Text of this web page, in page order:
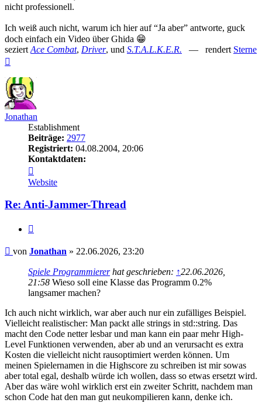
nicht professionell.
Ich weiß auch nicht, warum ich hier auf “Ja aber” antworte, guck
doch einfach ein Video über Ghida 😁
seziert Ace Combat, Driver, und S.T.A.L.K.E.R. — rendert Sterne
Jonathan
Establishment
Beiträge: 2977
Registriert: 04.08.2004, 20:06
Kontaktdaten:
von
Jonathan
Website
Re: Anti-Jammer-Thread
Beitrag
von Jonathan » 22.06.2026, 23:20
Spiele Programmiererhat geschrieben: ↑22.06.2026,
21:58 Wieso soll eine Klasse das Programm 0.2%
langsamer machen?
Ich auch nicht wirklich, war aber auch nur ein zufälliges Beispiel.
Vielleicht realistischer: Man packt alle strings in std::string. Das
macht den Code netter lesbar und man kann ein paar mehr High-
Level Funktionen verwenden, aber ab und an verursacht es extra
Kosten die vielleicht nicht rausoptimiert werden können. Um
meinen Spielernamen in die Highscore zu schreiben ist mir sowas
aber total egal, deshalb würde ich wollen, dass so etwas ersetzt wird.
Aber das wäre wohl wirklich erst ein zweiter Schritt, nachdem man
schon Code hat den man gut neukompilieren kann, denke ich.